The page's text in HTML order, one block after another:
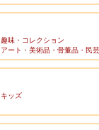
趣味・コレクション
アート・美術品・骨董品・民
キッズ